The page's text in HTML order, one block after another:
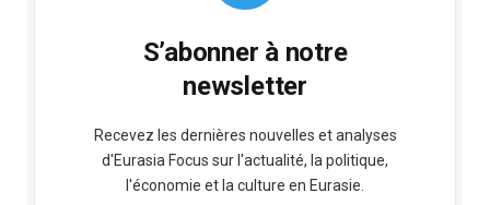
S’abonner à notre
newsletter
Recevez les dernières nouvelles et analyses
d'Eurasia Focus sur l'actualité, la politique,
l'économie et la culture en Eurasie.